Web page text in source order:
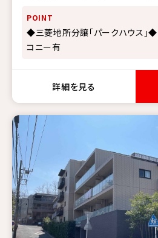
POINT
◆三菱地所分譲「パークハウス」
コニー有
詳細を見る